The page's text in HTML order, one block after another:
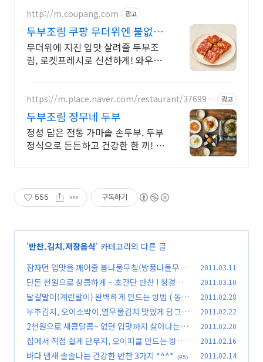
http://m.coupang.com 광고
두부조림 쿠팡 무더위엔 불없이
간편
무더위에 지친 입맛 살려줄 두부조
림, 로켓프레시로 신선하게! 와우회
반찬으로 즐기세요
https://m.place.naver.com/restaurant/376998
광고
두부조림 정무네 두부
정성 담은 전통 가마솥 손두부. 두부
정식으로 든든하고 건강한 한 끼! 정
555 구독하기
'반찬.김치.저장음식' 카테고리의 다른 글
잠자던 입맛을 깨어줄 봄나물무침(방풍나물무침,
하루나무침.미나리무침 만드는 방법) (94)
2011.03.11
단돈 천원으로 상큼하게 ~ 초간단 반찬 ! 청경채
무침 *^^* (73)
2011.03.10
달걀말이(계란말이) 완벽하게 만드는 방법 ( 동영
상 첨부)
(115)
2011.02.28
부추김치, 오이소박이,열무물김치 맛있게 담그는
방법 (봄김치) (106)
2011.02.22
2천원으로 새콤달콤~ 없던 입맛까지 살아나는 풋
마늘무침 *^^*
(69)
2011.02.20
집에서 직접 쉽게 단무지, 오이피클 만드는 방법
*^^*
(107)
2011.02.16
바다 냄새 솔솔나는 건강한 반찬 3가지 *^^* (95) 2011.02.14